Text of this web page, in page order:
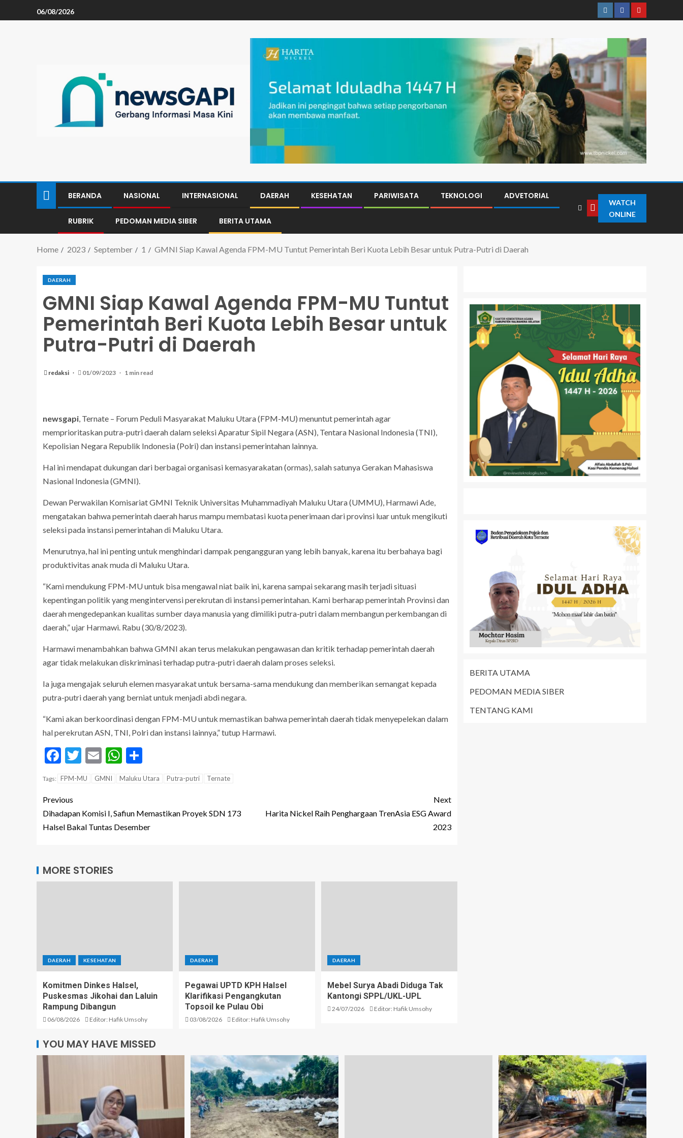
06/08/2026
BERANDA NASIONAL INTERNASIONAL DAERAH KESEHATAN PARIWISATA TEKNOLOGI ADVETORIAL
RUBRIK PEDOMAN MEDIA SIBER BERITA UTAMA
WATCH
ONLINE
Home 2023 September 1 GMNI Siap Kawal Agenda FPM-MU Tuntut Pemerintah Beri Kuota Lebih Besar untuk Putra-Putri di Daerah
DAERAH
GMNI Siap Kawal Agenda FPM-MU Tuntut
Pemerintah Beri Kuota Lebih Besar untuk
Putra-Putri di Daerah
redaksi 01/09/2023 1 min read
newsgapi , Ternate – Forum Peduli Masyarakat Maluku Utara (FPM-MU) menuntut pemerintah agar
memprioritaskan putra-putri daerah dalam seleksi Aparatur Sipil Negara (ASN), Tentara Nasional Indonesia (TNI),
Kepolisian Negara Republik Indonesia (Polri) dan instansi pemerintahan lainnya.
Hal ini mendapat dukungan dari berbagai organisasi kemasyarakatan (ormas), salah satunya Gerakan Mahasiswa
Nasional Indonesia (GMNI).
Dewan Perwakilan Komisariat GMNI Teknik Universitas Muhammadiyah Maluku Utara (UMMU), Harmawi Ade,
mengatakan bahwa pemerintah daerah harus mampu membatasi kuota penerimaan dari provinsi luar untuk mengikuti
seleksi pada instansi pemerintahan di Maluku Utara.
Menurutnya, hal ini penting untuk menghindari dampak pengangguran yang lebih banyak, karena itu berbahaya bagi
produktivitas anak muda di Maluku Utara.
“Kami mendukung FPM-MU untuk bisa mengawal niat baik ini, karena sampai sekarang masih terjadi situasi
kepentingan politik yang mengintervensi perekrutan di instansi pemerintahan. Kami berharap pemerintah Provinsi dan
daerah mengedepankan kualitas sumber daya manusia yang dimiliki putra-putri dalam membangun perkembangan di
daerah,” ujar Harmawi. Rabu (30/8/2023).
Harmawi menambahkan bahwa GMNI akan terus melakukan pengawasan dan kritik terhadap pemerintah daerah
agar tidak melakukan diskriminasi terhadap putra-putri daerah dalam proses seleksi.
Ia juga mengajak seluruh elemen masyarakat untuk bersama-sama mendukung dan memberikan semangat kepada
putra-putri daerah yang berniat untuk menjadi abdi negara.
“Kami akan berkoordinasi dengan FPM-MU untuk memastikan bahwa pemerintah daerah tidak menyepelekan dalam
hal perekrutan ASN, TNI, Polri dan instansi lainnya,” tutup Harmawi.
Facebook
Twitter
EmailWhatsApp
Tags: FPM-MU GMNI Maluku Utara Putra-putri Ternate
Previous
Dihadapan Komisi I, Safiun Memastikan Proyek SDN 173
Halsel Bakal Tuntas Desember
Next
Harita Nickel Raih Penghargaan TrenAsia ESG Award
2023
MORE STORIES
DAERAH KESEHATAN
Komitmen Dinkes Halsel,
Puskesmas Jikohai dan Laluin
Rampung Dibangun
06/08/2026 Editor: Hafik Umsohy
DAERAH
Pegawai UPTD KPH Halsel
Klarifikasi Pengangkutan
Topsoil ke Pulau Obi
03/08/2026 Editor: Hafik Umsohy
DAERAH
Mebel Surya Abadi Diduga Tak
Kantongi SPPL/UKL-UPL
24/07/2026 Editor: Hafik Umsohy
BERITA UTAMA
PEDOMAN MEDIA SIBER
TENTANG KAMI
YOU MAY HAVE MISSED